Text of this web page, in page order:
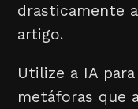
drasticamente
artigo.
Utilize a IA
metáforas que